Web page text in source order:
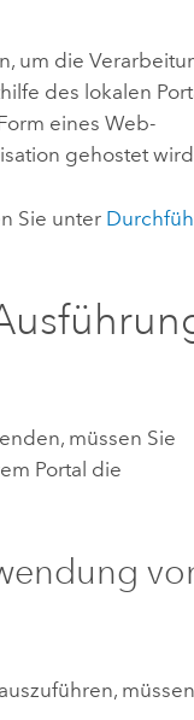
um die
des lokalen
eines Web-
gehostet
Sie unter
müssen Sie
Portal die